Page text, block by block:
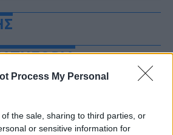
Process My Personal
the sale, sharing to third parties, or
or sensitive information for
Χρήστος Δάντης: «Συνάδελφοι
One""""»